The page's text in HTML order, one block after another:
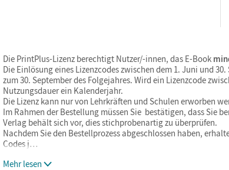
Die PrintPlus-Lizenz berechtigt Nutzer/-innen, das E-Book
Die Einlösung eines Lizenzcodes zwischen dem 1. Juni und
zum 30. September des Folgejahres. Wird ein Lizenzcode
Nutzungsdauer ein Kalenderjahr.
Die Lizenz kann nur von Lehrkräften und Schulen erworben
Im Rahmen der Bestellung müssen Sie bestätigen, dass Sie
Verlag behält sich vor, dies stichprobenartig zu überprüfen.
Nachdem Sie den Bestellprozess abgeschlossen haben,
Codes j…
Mehr lesen